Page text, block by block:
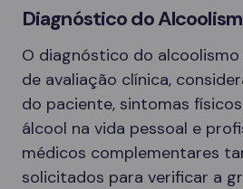
Diagnóstico do
O diagnóstico do
de avaliação clínica,
do paciente, sintomas
álcool na vida pessoal e
médicos complementares
solicitados para verificar a